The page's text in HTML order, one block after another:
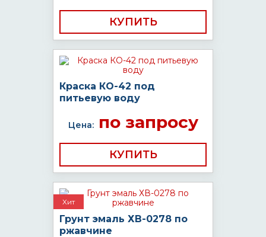
КУПИТЬ
Краска КО-42 под
питьевую воду
Цена:по запросу
КУПИТЬ
Хит
Грунт эмаль ХВ-0278 по
ржавчине